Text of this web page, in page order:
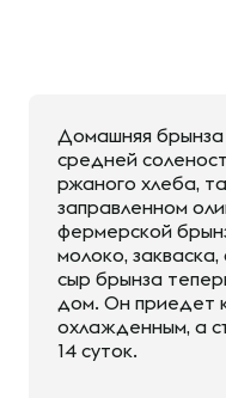
Домашняя брынза
средней
ржаного хлеба,
заправленном
фермерской
молоко,
сыр брынза
дом. Он приедет
охлажденным, а
14 суток.